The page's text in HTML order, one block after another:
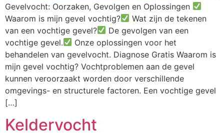
Gevelvocht: Oorzaken, Gevolgen en Oplossingen
Waarom is mijn gevel vochtig?
Wat zijn de tekenen
van een vochtige gevel?
De gevolgen van een
vochtige gevel.
Onze oplossingen voor het
behandelen van gevelvocht. Diagnose Gratis Waarom is
mijn gevel vochtig? Vochtproblemen aan de gevel
kunnen veroorzaakt worden door verschillende
omgevings- en structurele factoren. Een vochtige gevel
[…]
Keldervocht